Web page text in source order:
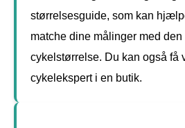
størrelsesguide, som kan
matche dine målinger med
cykelstørrelse. Du kan også få
cykelekspert i en butik.